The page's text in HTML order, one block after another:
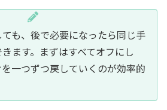
も、後で必要になったら同じ手
ます。まずはすべてオフにし
一つずつ戻していくのが効率的